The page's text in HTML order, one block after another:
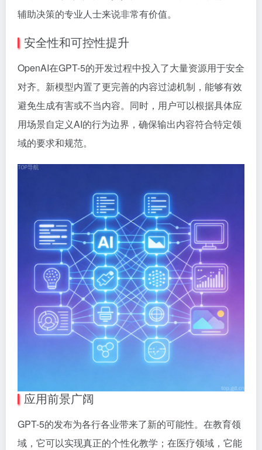
辅助决策的专业人士来说非常有价值。
安全性和可控性提升
OpenAI在GPT-5的开发过程中投入了大量资源用于安全
对齐。新模型内置了更完善的内容过滤机制，能够有效
避免生成有害或不当内容。同时，用户可以根据具体应
用场景自定义AI的行为边界，确保输出内容符合特定领
域的要求和规范。
应用前景广阔
GPT-5的发布为各行各业带来了新的可能性。在教育领
域，它可以实现真正的个性化教学；在医疗领域，它能